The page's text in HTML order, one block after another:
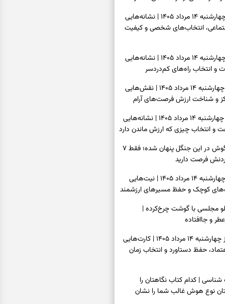
فال اسم امروز چهارشنبه ۱۴ مرداد ۱۴۰۵ | نشانه‌هایی
انتخاب‌های شخصی و کیفیت
فال چای امروز چهارشنبه ۱۴ مرداد ۱۴۰۵ | نشانه‌هایی
و انتخاب راه‌های کم‌دردسر
فال قهوه امروز چهارشنبه ۱۴ مرداد ۱۴۰۵ | نقش‌هایی
و شناخت ارزش فرصت‌های آرام
فال شمع امروز چهارشنبه ۱۴ مرداد ۱۴۰۵ | نشانه‌هایی
و انتخاب چیزی که ارزش ماندن دارد
بازی فکری | خرگوش در این جنگل پنهان شده؛ فقط ۷
فرصت دارید
فال ابجد امروز چهارشنبه ۱۴ مرداد ۱۴۰۵ | نیت‌هایی
کوچک و حفظ مسیرهای ارزشمند
پلو مجلسی با گوشت چرخ‌کرده |
و جاافتاده
فال تاروت امروز چهارشنبه ۱۴ مرداد ۱۴۰۵ | کارت‌هایی
حفظ دستاورد و انتخاب زمان
| کدام کتاب نگاهتان را
نوع هوش غالب شما را نشان